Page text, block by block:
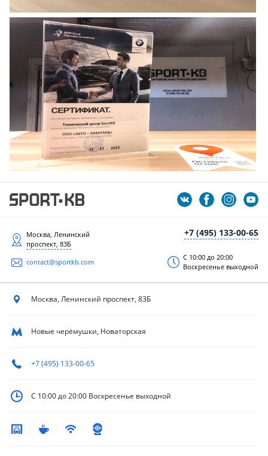
+7 (495) 133-00-65
Москва, Ленинский
проспект, 83Б
contact@sportkb.com
С 10:00 до 20:00
Воскресенье выходной
Москва, Ленинский проспект, 83Б
Новые черёмушки, Новаторская
+7 (495) 133-00-65
С 10:00 до 20:00 Воскресенье выходной